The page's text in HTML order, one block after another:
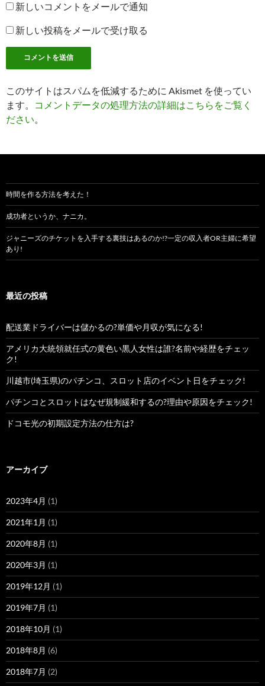
新しいコメントをメールで通知
新しい投稿をメールで受け取る
このサイトはスパムを低減するために Akismet を使ってい
ます。
コメントデータの処理方法の詳細はこちらをご覧く
ださい。
時間を作る方法を考えた！
成功者というか、ナニカ。
ジャニーズのチケットを入手する裏技はあるのか!?一定の収入者OR主婦に希望
あり!
最近の投稿
配送業ドライバーは儲かるの?単価や月収が気になる!
アメリカ大統領就任式の黄色い黒人女性は誰?名前や経歴をチェッ
ク!
川越市(埼玉県)のパチンコ、スロット店のイベント日をチェック!
パチンコとスロットはなぜ規制緩和するの?理由や原因をチェック!
ドコモ光の初期設定方法の仕方は?
アーカイブ
2023年4月 (1)
2021年1月 (1)
2020年8月 (1)
2020年3月 (1)
2019年12月 (1)
2019年7月 (1)
2018年10月 (1)
2018年8月 (6)
2018年7月 (2)